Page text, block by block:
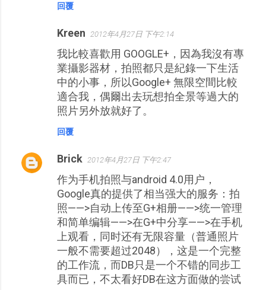
回覆
Kreen 2012年4月27日 下午2:14
我比較喜歡用 GOOGLE+，因為我沒有專
業攝影器材，拍照都只是紀錄一下生活
中的小事，所以Google+ 無限空間比較
適合我，偶爾出去玩想拍全景等過大的
照片另外放就好了。
回覆
Brick 2012年4月27日 下午2:47
作为手机拍照与android 4.0用户，
Google真的提供了相当强大的服务：拍
照——>自动上传至G+相册——>统一管理
和简单编辑——>在G+中分享——>在手机
上观看，同时还有无限容量（普通照片
一般不需要超过2048），这是一个完整
的工作流，而DB只是一个不错的同步工
具而已，不太看好DB在这方面做的尝试